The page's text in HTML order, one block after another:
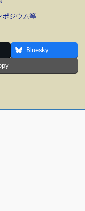
ポジウム等
Bluesky